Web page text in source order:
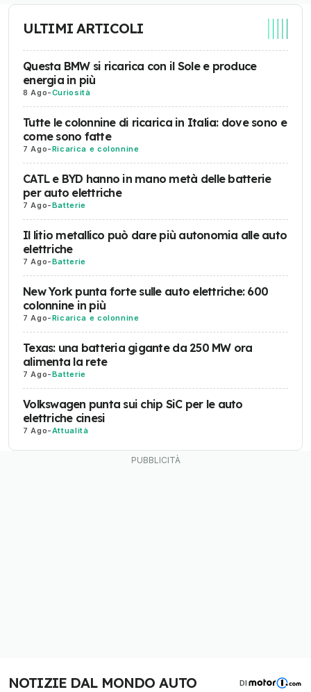
ULTIMI ARTICOLI
Questa BMW si ricarica con il Sole e produce
energia in più
8 Ago-Curiosità
Tutte le colonnine di ricarica in Italia: dove sono e
come sono fatte
7 Ago-Ricarica e colonnine
CATL e BYD hanno in mano metà delle batterie
per auto elettriche
7 Ago-Batterie
Il litio metallico può dare più autonomia alle auto
elettriche
7 Ago-Batterie
New York punta forte sulle auto elettriche: 600
colonnine in più
7 Ago-Ricarica e colonnine
Texas: una batteria gigante da 250 MW ora
alimenta la rete
7 Ago-Batterie
Volkswagen punta sui chip SiC per le auto
elettriche cinesi
7 Ago-Attualità
NOTIZIE DAL MONDO AUTO DI